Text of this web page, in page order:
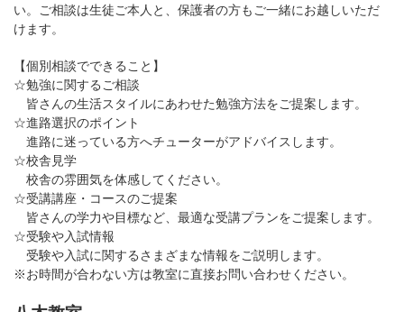
い。ご相談は生徒ご本人と、保護者の方もご一緒にお越しいただ
けます。
【個別相談でできること】
☆勉強に関するご相談
皆さんの生活スタイルにあわせた勉強方法をご提案します。
☆進路選択のポイント
進路に迷っている方へチューターがアドバイスします。
☆校舎見学
校舎の雰囲気を体感してください。
☆受講講座・コースのご提案
皆さんの学力や目標など、最適な受講プランをご提案します。
☆受験や入試情報
受験や入試に関するさまざまな情報をご説明します。
※お時間が合わない方は教室に直接お問い合わせください。